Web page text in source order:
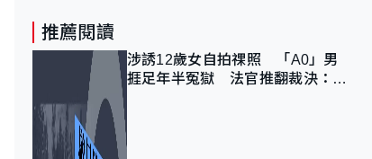
推薦閱讀
涉誘12歲女自拍祼照 「A0」男
捱足年半冤獄 法官推翻裁決：抄